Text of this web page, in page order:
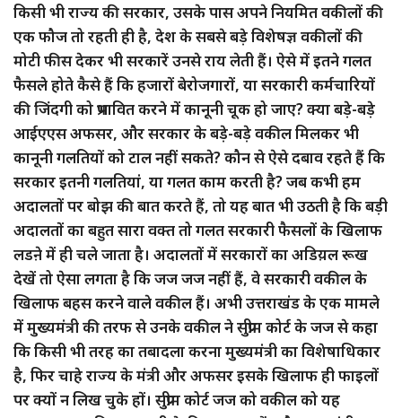
किसी भी राज्य की सरकार, उसके पास अपने नियमित वकीलों की
एक फौज तो रहती ही है, देश के सबसे बड़े विशेषज्ञ वकीलों की
मोटी फीस देकर भी सरकारें उनसे राय लेती हैं। ऐसे में इतने गलत
फैसले होते कैसे हैं कि हजारों बेरोजगारों, या सरकारी कर्मचारियों
की जिंदगी को प्रभावित करने में कानूनी चूक हो जाए? क्या बड़े-बड़े
आईएएस अफसर, और सरकार के बड़े-बड़े वकील मिलकर भी
कानूनी गलतियों को टाल नहीं सकते? कौन से ऐसे दबाव रहते हैं कि
सरकार इतनी गलतियां, या गलत काम करती है? जब कभी हम
अदालतों पर बोझ की बात करते हैं, तो यह बात भी उठती है कि बड़ी
अदालतों का बहुत सारा वक्त तो गलत सरकारी फैसलों के खिलाफ
लडऩे में ही चले जाता है। अदालतों में सरकारों का अडिय़ल रूख
देखें तो ऐसा लगता है कि जज जज नहीं हैं, वे सरकारी वकील के
खिलाफ बहस करने वाले वकील हैं। अभी उत्तराखंड के एक मामले
में मुख्यमंत्री की तरफ से उनके वकील ने सुप्रीम कोर्ट के जज से कहा
कि किसी भी तरह का तबादला करना मुख्यमंत्री का विशेषाधिकार
है, फिर चाहे राज्य के मंत्री और अफसर इसके खिलाफ ही फाइलों
पर क्यों न लिख चुके हों। सुप्रीम कोर्ट जज को वकील को यह